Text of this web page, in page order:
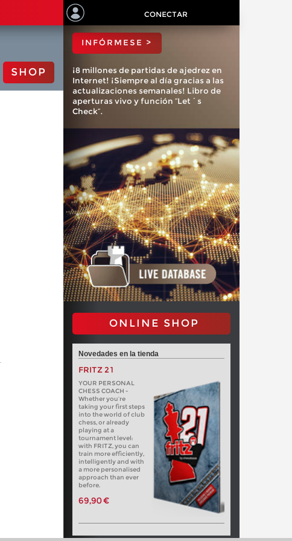
CONECTAR
SHOP
ChessBase?
INFÓRMESE >
¡8 millones de partidas de ajedrez en
Internet! ¡Siempre al día gracias a las
actualizaciones semanales! Libro de
aperturas vivo y función “Let´s
Check”.
ONLINE SHOP
Novedades en la tienda
FRITZ 21
YOUR PERSONAL
CHESS COACH -
Whether you’re
taking your first steps
into the world of club
chess, or already
playing at a
tournament level:
with FRITZ, you can
train more efficiently,
intelligently and with
a more personalised
approach than ever
before.
69,90 €